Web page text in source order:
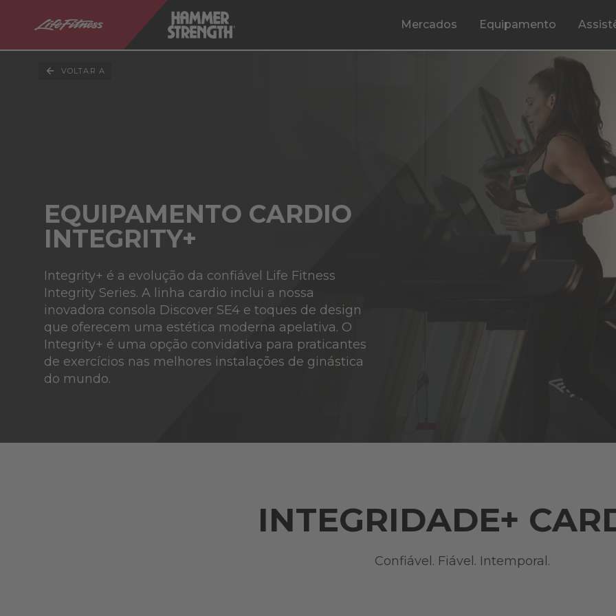
Mercados Equipamento
VOLTAR A
EQUIPAMENTO CARDIO
INTEGRITY+
Integrity+ é a evolução da confiável Life Fitness
Integrity Series. A linha cardio inclui a nossa
inovadora consola Discover SE4 e toques de design
que oferecem uma estética moderna apelativa. O
Integrity+ é uma opção convidativa para praticantes
de exercícios nas melhores instalações de ginástica
do mundo.
INTEGRIDADE+
Confiável. Fiável. Intemporal.